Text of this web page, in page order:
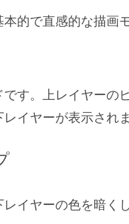
的で直感的な描画
す。上レイヤーの
イヤーが表示されま
イヤーの色を暗く